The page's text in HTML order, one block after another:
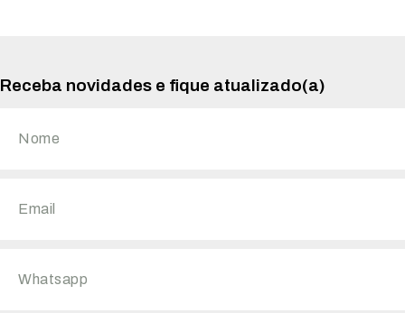
Receba novidades e fique atualizado(a)